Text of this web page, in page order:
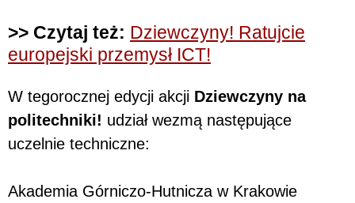
>> Czytaj też: Dziewczyny! Ratujcie
europejski przemysł ICT!
W tegorocznej edycji akcji Dziewczyny na
politechniki! udział wezmą następujące
uczelnie techniczne:
Akademia Górniczo-Hutnicza w Krakowie